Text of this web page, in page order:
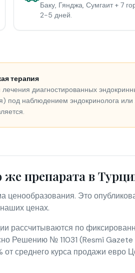
Баку, Гянджа, Сумгаит + 7
2-5 дней.
терапия
диагностированных
под наблюдением эндокринолога
же препарата в
ценообразования. Это
ценах.
рассчитываются по
Решению № 11031 (Resmî Gazete
от среднего курса продажи евро